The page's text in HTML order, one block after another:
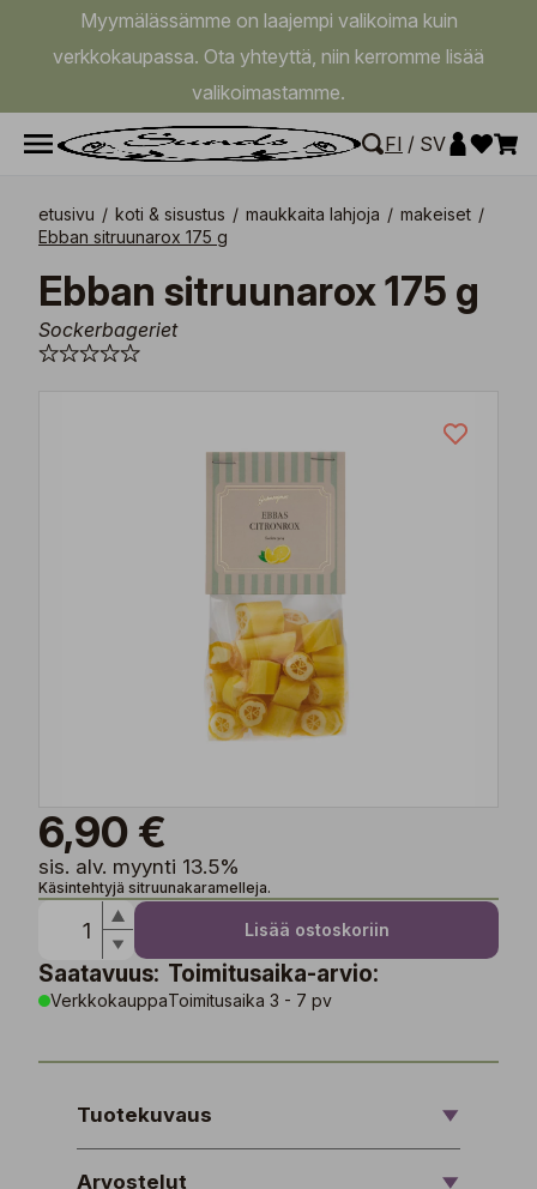
Myymälässämme on laajempi valikoima kuin
verkkokaupassa. Ota yhteyttä, niin kerromme lisää
valikoimastamme.
FI / SV
etusivu / koti & sisustus / maukkaita lahjoja / makeiset /
Ebban sitruunarox 175 g
Ebban sitruunarox 175 g
Sockerbageriet
6,90 €
sis. alv. myynti 13.5%
Käsintehtyjä sitruunakaramelleja.
Lisää ostoskoriin
Saatavuus:
Verkkokauppa
Toimitusaika-arvio:
Toimitusaika 3 - 7 pv
Tuotekuvaus
Arvostelut